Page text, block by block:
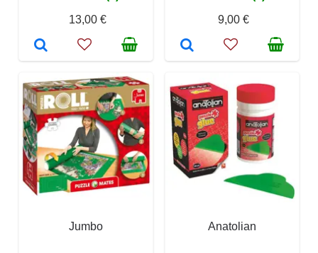
13,00 €
9,00 €
Jumbo Anatolian